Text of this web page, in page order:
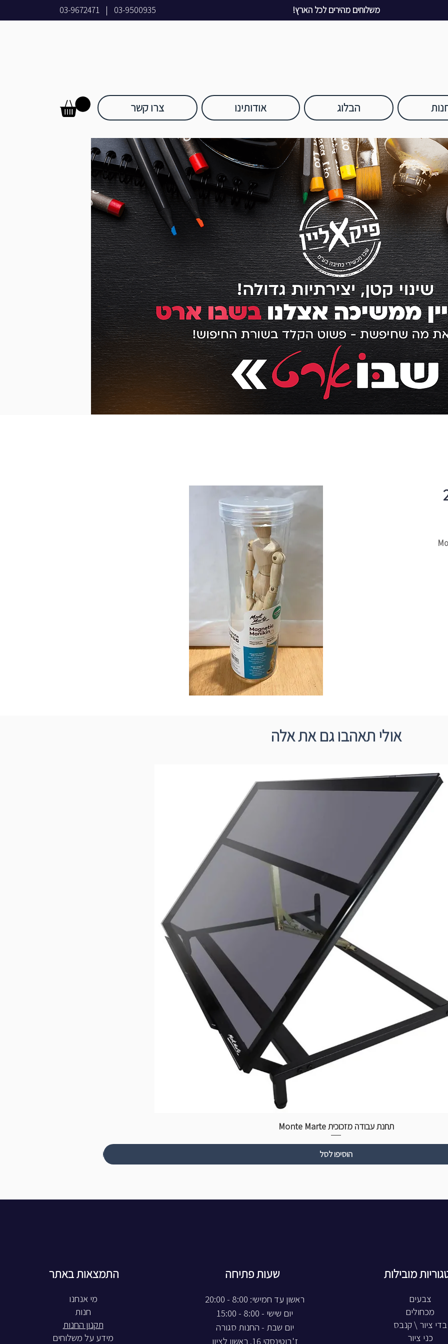
03-9500935
|
03-9672471 משלוחים מהירים לכל הארץ!
הבלוג אודותינו צרו קשר
20
אולי תאהבו גם את אלה
תחנת עבודה מזכוכית Monte Marte
הוסיפו לסל
התמצאות באתר
חנות
תקנון החנות
מידע על משלוחים
שעות פתיחה
ראשון עד חמישי: 8:00 - 20:00
יום שישי - 8:00 - 15:00
יום שבת - החנות סגורה
ז'בוטינסקי 16, ראשון לציון
מובילות
צבעים
מכחולים
בדי ציור \ קנבס
כני ציור